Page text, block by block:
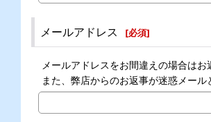
メールアドレス [必須]
メールアドレスをお間違えの場合はお
また、弊店からのお返事が迷惑メー